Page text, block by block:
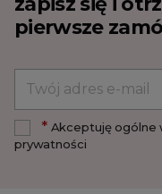
pierwsze
*Akceptuję ogólne
prywatności